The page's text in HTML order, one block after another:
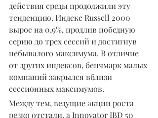
действия среды продолжили эту
тенденцию. Индекс Russell 2000
вырос на 0,9%, продлив победную
серию до трех сессий и достигнув
небывалого максимума. В отличие
от других индексов, бенчмарк малых
компаний закрылся вблизи
сессионных максимумов.
Между тем, ведущие акции роста
резко отстали, а Innovator IBD 50